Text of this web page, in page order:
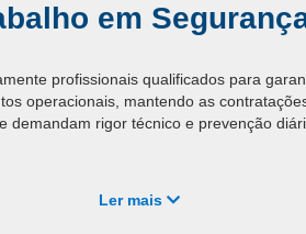
em
profissionais qualificados para
operacionais, mantendo as
demandam rigor técnico e prevenção
e empresas do setor de
Ler mais